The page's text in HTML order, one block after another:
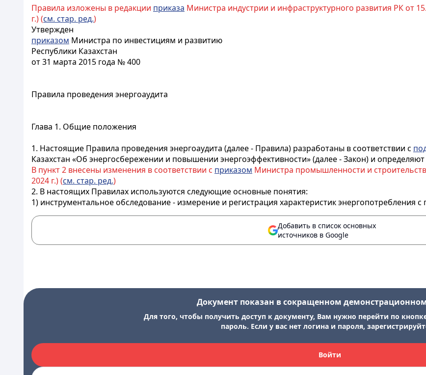
Правила изложены в редакции приказа Министра индустрии и инфраструктурного развития РК от
г.) (см. стар. ред.)
Утвержден
приказом Министра по инвестициям и развитию
Республики Казахстан
от 31 марта 2015 года № 400
Правила проведения энергоаудита
Глава 1. Общие положения
1. Настоящие Правила проведения энергоаудита (далее - Правила) разработаны в соответствии с
Казахстан «Об энергосбережении и повышении энергоэффективности» (далее - Закон) и
В пункт 2 внесены изменения в соответствии с приказом Министра промышленности и
2024 г.) (см. стар. ред.)
2. В настоящих Правилах используются следующие основные понятия:
1) инструментальное обследование - измерение и регистрация характеристик
Добавить в список основных
источников в Google
Документ показан в сокращенном
Для того, чтобы получить доступ к документу, Вам нужно перейти по
пароль. Если у вас нет логина и пароля,
Войти